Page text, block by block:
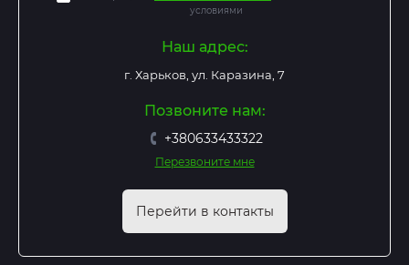
условиями
Наш адрес:
г. Харьков, ул. Каразина, 7
Позвоните нам:
+380633433322
Перезвоните мне
Перейти в контакты